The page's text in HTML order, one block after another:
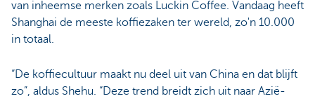
van inheemse merken zoals Luckin Coffee. Vandaag heeft
Shanghai de meeste koffiezaken ter wereld, zo'n 10.000
in totaal.
“De koffiecultuur maakt nu deel uit van China en dat blijft
zo”, aldus Shehu. “Deze trend breidt zich uit naar Azië-